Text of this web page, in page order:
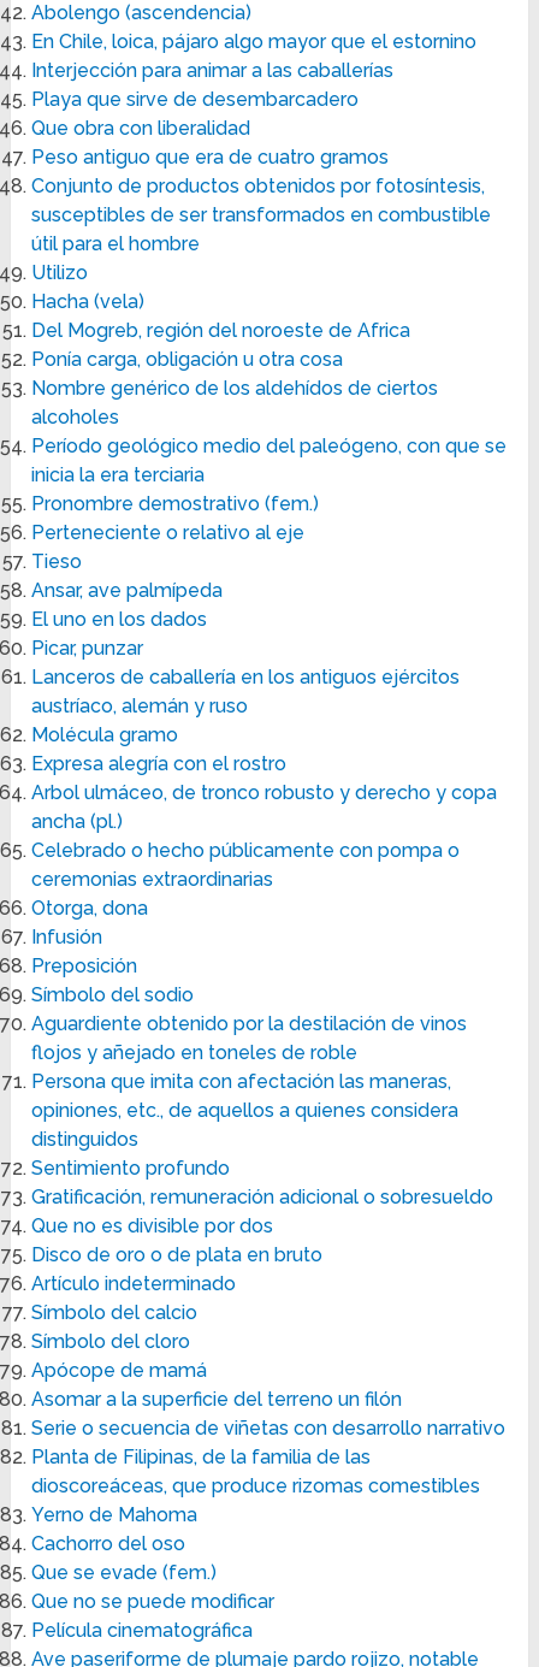
Abolengo (ascendencia)
En Chile, loica, pájaro algo mayor que el estornino
Interjección para animar a las caballerías
Playa que sirve de desembarcadero
Que obra con liberalidad
Peso antiguo que era de cuatro gramos
Conjunto de productos obtenidos por fotosíntesis,
susceptibles de ser transformados en combustible
útil para el hombre
Utilizo
Hacha (vela)
Del Mogreb, región del noroeste de Africa
Ponía carga, obligación u otra cosa
Nombre genérico de los aldehídos de ciertos
alcoholes
Período geológico medio del paleógeno, con que se
inicia la era terciaria
Pronombre demostrativo (fem.)
Perteneciente o relativo al eje
Tieso
Ansar, ave palmípeda
El uno en los dados
Picar, punzar
Lanceros de caballería en los antiguos ejércitos
austríaco, alemán y ruso
Molécula gramo
Expresa alegría con el rostro
Arbol ulmáceo, de tronco robusto y derecho y copa
ancha (pl.)
Celebrado o hecho públicamente con pompa o
ceremonias extraordinarias
Otorga, dona
Infusión
Preposición
Símbolo del sodio
Aguardiente obtenido por la destilación de vinos
flojos y añejado en toneles de roble
Persona que imita con afectación las maneras,
opiniones, etc., de aquellos a quienes considera
distinguidos
Sentimiento profundo
Gratificación, remuneración adicional o sobresueldo
Que no es divisible por dos
Disco de oro o de plata en bruto
Artículo indeterminado
Símbolo del calcio
Símbolo del cloro
Apócope de mamá
Asomar a la superficie del terreno un filón
Serie o secuencia de viñetas con desarrollo narrativo
Planta de Filipinas, de la familia de las
dioscoreáceas, que produce rizomas comestibles
Yerno de Mahoma
Cachorro del oso
Que se evade (fem.)
Que no se puede modificar
Película cinematográfica
Ave paseriforme de plumaje pardo rojizo, notable